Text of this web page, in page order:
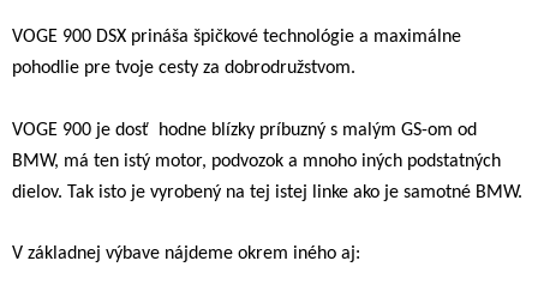
VOGE 900 DSX prináša špičkové technológie a maximálne
pohodlie pre tvoje cesty za dobrodružstvom.
VOGE 900 je dosť
hodne blízky príbuzný s malým GS-om od
BMW, má ten istý motor, podvozok a mnoho iných podstatných
dielov. Tak isto je vyrobený na tej istej linke ako je samotné BMW.
V základnej výbave nájdeme okrem iného aj: